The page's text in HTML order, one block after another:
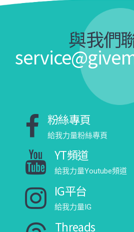
與我們
粉絲專頁
給我力量粉絲專頁
YT頻道
給我力量Youtube頻道
IG平台
給我力量IG
Threads